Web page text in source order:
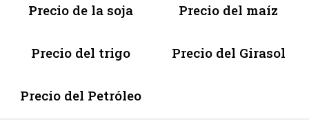
Precio de la soja Precio del maíz
Precio del trigo Precio del Girasol
Precio del Petróleo